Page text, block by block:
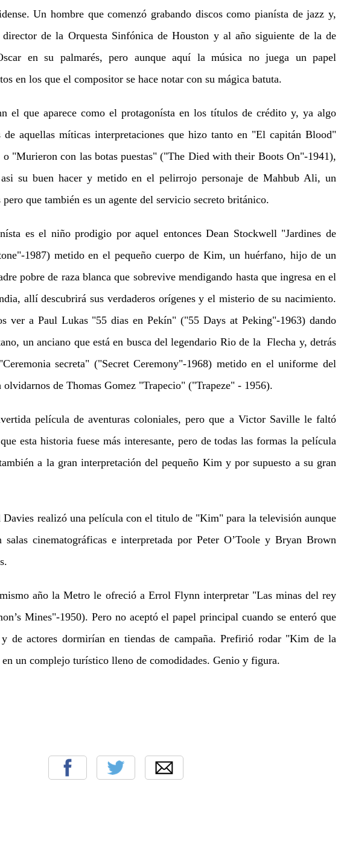
Un hombre que comenzó grabando discos como pianísta de jazz y,
de la Orquesta Sinfónica de Houston y al año siguiente de la de
en su palmarés, pero aunque aquí la música no juega un papel
en los que el compositor se hace notar con su mágica batuta.
el que aparece como el protagonísta en los títulos de crédito y, ya algo
aquellas míticas interpretaciones que hizo tanto en "El capitán Blood"
"Murieron con las botas puestas" ("The Died with their Boots On"-1941),
asi su buen hacer y metido en el pelirrojo personaje de Mahbub Ali, un
que también es un agente del servicio secreto británico.
es el niño prodigio por aquel entonces Dean Stockwell "Jardines de
1987) metido en el pequeño cuerpo de Kim, un huérfano, hijo de un
pobre de raza blanca que sobrevive mendigando hasta que ingresa en el
allí descubrirá sus verdaderos orígenes y el misterio de su nacimiento.
ver a Paul Lukas "55 dias en Pekín" ("55 Days at Peking"-1963) dando
un anciano que está en busca del legendario Rio de la Flecha y, detrás
secreta" ("Secret Ceremony"-1968) metido en el uniforme del
de Thomas Gomez "Trapecio" ("Trapeze" - 1956).
película de aventuras coloniales, pero que a Victor Saville le faltó
esta historia fuese más interesante, pero de todas las formas la película
a la gran interpretación del pequeño Kim y por supuesto a su gran
Davies realizó una película con el titulo de "Kim" para la televisión aunque
cinematográficas e interpretada por Peter O’Toole y Bryan Brown
año la Metro le ofreció a Errol Flynn interpretar "Las minas del rey
Mines"-1950). Pero no aceptó el papel principal cuando se enteró que
de actores dormirían en tiendas de campaña. Prefirió rodar "Kim de la
un complejo turístico lleno de comodidades. Genio y figura.